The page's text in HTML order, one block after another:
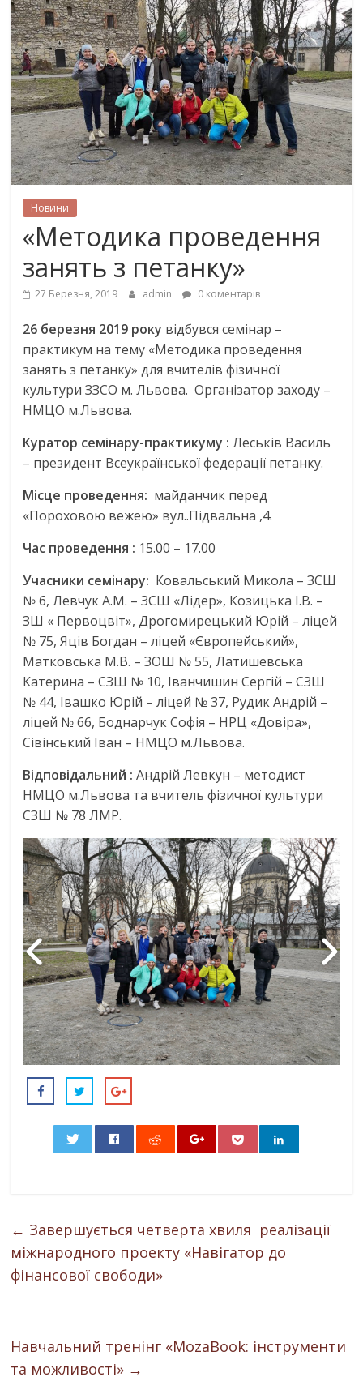
Новини
«Методика проведення
занять з петанку»
27 Березня, 2019 admin 0 коментарів
26 березня 2019 року відбувся семінар –
практикум на тему «Методика проведення
занять з петанку» для вчителів фізичної
культури ЗЗСО м. Львова. Організатор заходу –
НМЦО м.Львова.
Куратор семінару-практикуму : Леськів Василь
– президент Всеукраїнської федерації петанку.
Місце проведення: майданчик перед
«Пороховою вежею» вул..Підвальна ,4.
Час проведення : 15.00 – 17.00
Учасники семінару: Ковальський Микола – ЗСШ
№ 6, Левчук А.М. – ЗСШ «Лідер», Козицька І.В. –
ЗШ « Первоцвіт», Дрогомирецький Юрій – ліцей
№ 75, Яців Богдан – ліцей «Європейський»,
Матковська М.В. – ЗОШ № 55, Латишевська
Катерина – СЗШ № 10, Іванчишин Сергій – СЗШ
№ 44, Івашко Юрій – ліцей № 37, Рудик Андрій –
ліцей № 66, Боднарчук Софія – НРЦ «Довіра»,
Сівінський Іван – НМЦО м.Львова.
Відповідальний : Андрій Левкун – методист
НМЦО м.Львова та вчитель фізичної культури
СЗШ № 78 ЛМР.
← Завершується четверта хвиля реалізації
міжнародного проекту «Навігатор до
фінансової свободи»
Навчальний тренінг «MozaBook: інструменти
та можливості» →